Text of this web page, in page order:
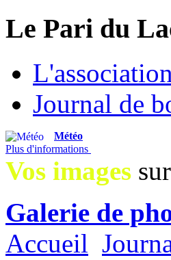
Le Pari du
L'association
Journal de
Météo
Plus d'informations
Vos images
Galerie de
Accueil